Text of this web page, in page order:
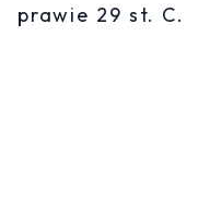
prawie 29 st. C.